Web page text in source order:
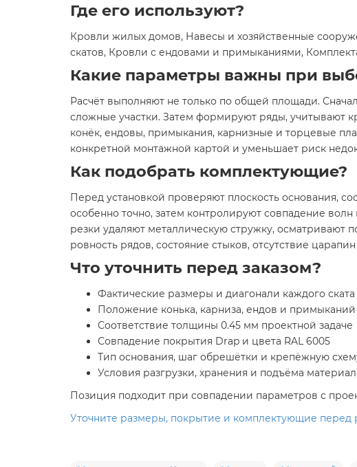
Где его используют?
Кровли жилых домов, Навесы и хозяйственные
скатов, Кровли с ендовами и примыканиями,
Какие параметры важны при
Расчёт выполняют не только по общей площади.
сложные участки. Затем формируют ряды, учитывают
конёк, ендовы, примыкания, карнизные и торцевые
конкретной монтажной картой и уменьшает риск
Как подобрать комплектующие?
Перед установкой проверяют плоскость основания,
особенно точно, затем контролируют совпадение
резки удаляют металлическую стружку,
ровность рядов, состояние стыков, отсутствие
Что уточнить перед заказом?
Фактические размеры и диагонали каждого ската
Положение конька, карниза, ендов и примыканий
Соответствие толщины 0.45 мм проектной задаче
Совпадение покрытия Drap и цвета RAL 6005
Тип основания, шаг обрешётки и крепёжную
Условия разгрузки, хранения и подъёма
Позиция подходит при совпадении параметров с
Уточните размеры, покрытие и комплектующие перед